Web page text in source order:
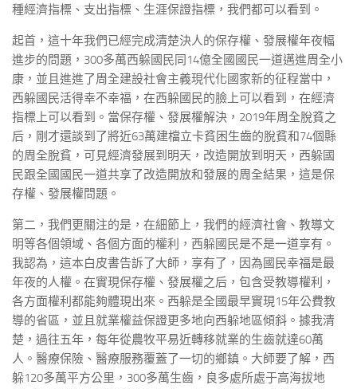
種經濟指標、支出指標、生涯保證指標，我們都可以看到。
起首，這十年我們已經完成清楚決人的保存權、發展權年夜幅
進步的問題，300多萬西躲國民同14億全國國民一道邁進周全小
康，並且進進了周全建設社會主義現代化國家新的征程當中，
西躲國民活得幸不幸福，在西躲國民的臉上可以看到，在經濟
指標上可以看到。當保存權、發展權解決，2019年周全脫貧之
后，剛才還談到了將近63萬建檔立卡貧困生齒的脫貧和74個縣
的周全脫貧，可見經濟發展到明天，改造開放到明天，西躲國
民跟全國國民一道共享了改造開放和發展的周全結果，這是保
存權、發展權問題。
第二，我們更關注的是，在細節上，我們的經濟社會、教導文
明等各個領域、各個方面的權利，西躲國民是不是一道享有。
我認為，這本白皮書告訴了大師，享有了，因為國民幸福是最
年夜的人權。在實現保存權、發展權之后，包含受教導權利，
各方面權利都能夠體現出來。西躲是全國最早實現15年公費教
導的省區，並且就業權益保證更多地向西躲地區傾斜。據我清
楚，過往五年，每年從農牧平易近轉移就業的生齒就達60萬
人。醫療保險、醫療服務覆蓋了一切的鄉鎮。大師要了解，西
躲120多萬平方公里，300多萬生齒，良多處所處于高海拔地